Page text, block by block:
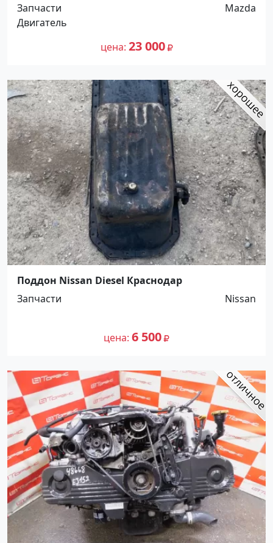
Запчасти
Mazda
Двигатель
цена 23 000
Поддон Nissan Diesel Краснодар
Запчасти
Nissan
цена 6 500